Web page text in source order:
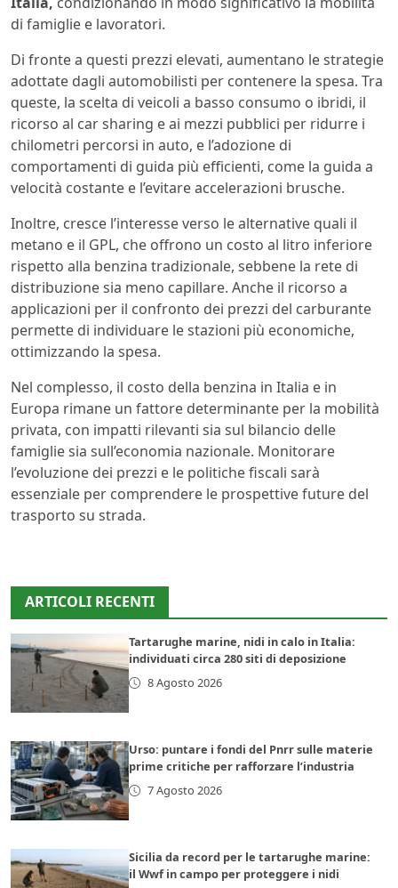
di famiglie e lavoratori.
Di fronte a questi prezzi elevati, aumentano le strategie
adottate dagli automobilisti per contenere la spesa. Tra
queste, la scelta di veicoli a basso consumo o ibridi, il
ricorso al car sharing e ai mezzi pubblici per ridurre i
chilometri percorsi in auto, e l’adozione di
comportamenti di guida più efficienti, come la guida a
velocità costante e l’evitare accelerazioni brusche.
Inoltre, cresce l’interesse verso le alternative quali il
metano e il GPL, che offrono un costo al litro inferiore
rispetto alla benzina tradizionale, sebbene la rete di
distribuzione sia meno capillare. Anche il ricorso a
applicazioni per il confronto dei prezzi del carburante
permette di individuare le stazioni più economiche,
ottimizzando la spesa.
Nel complesso, il costo della benzina in Italia e in
Europa rimane un fattore determinante per la mobilità
privata, con impatti rilevanti sia sul bilancio delle
famiglie sia sull’economia nazionale. Monitorare
l’evoluzione dei prezzi e le politiche fiscali sarà
essenziale per comprendere le prospettive future del
trasporto su strada.
ARTICOLI RECENTI
Tartarughe marine, nidi in calo in Italia:
individuati circa 280 siti di deposizione
8 Agosto 2026
Urso: puntare i fondi del Pnrr sulle materie
prime critiche per rafforzare l’industria
7 Agosto 2026
Sicilia da record per le tartarughe marine:
il Wwf in campo per proteggere i nidi